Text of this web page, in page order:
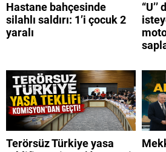
Hastane bahçesinde
silahlı saldırı: 1’i çocuk 2
yaralı
Terörsüz Türkiye yasa